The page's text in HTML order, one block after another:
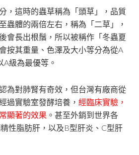
，這時的蟲草稱為「頭草」，品質
蟲體的兩倍左右，稱為「二草」，
會長出根鬚，所以被稱作「冬蟲夏
按其重量、色澤及大小等分為從A
級為最優等。
為對肺腎有奇效，但台灣有廠商從
過實驗室發酵培養，經臨床實驗，
顯著的效果 。甚至外銷到世界各
性脂肪肝，以及B型肝炎、C型肝